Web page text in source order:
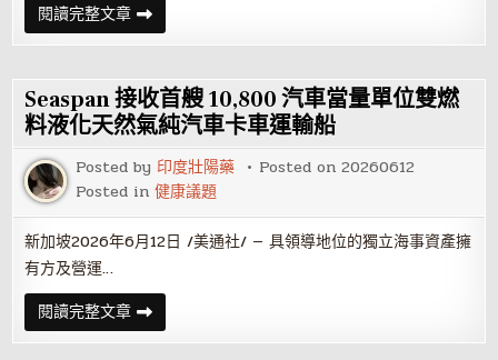
閱讀完整文章《財
富》
發
首
屆
《財
富》
加
密
貨
幣
100
強
名
單，
全
球
數
碼
Seaspan 接收首艘 10,800 汽車當量單位雙燃
料液化天然氣純汽車卡車運輸船
Posted by 印度壯陽藥 Posted on20260612
Posted in健康議題
新加坡2026年6月12日 /美通社/ — 具領導地位的獨立海事資產擁
有方及營運…
閱讀完整文章Seaspan
接
收